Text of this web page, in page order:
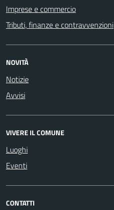
Imprese e commercio
Tributi, finanze e contravvenzioni
NOVITÀ
Notizie
Avvisi
VIVERE IL COMUNE
Luoghi
Eventi
CONTATTI